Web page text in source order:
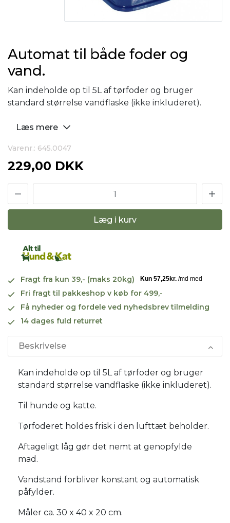
Automat til både foder og
vand.
Kan indeholde op til 5L af tørfoder og bruger
standard størrelse vandflaske (ikke inkluderet).
Læs mere
Varenr.: 645.0047
229,00 DKK
Læg i kurv
Fragt fra kun 39,- (maks 20kg)
Fri fragt til pakkeshop v køb for 499,-
Få nyheder og fordele ved nyhedsbrev tilmelding
14 dages fuld returret
Beskrivelse
Kan indeholde op til 5L af tørfoder og bruger
standard størrelse vandflaske (ikke inkluderet).
Til hunde og katte.
Tørfoderet holdes frisk i den lufttæt beholder.
Aftageligt låg gør det nemt at genopfylde
mad.
Vandstand forbliver konstant og automatisk
påfylder.
Måler ca. 30 x 40 x 20 cm.